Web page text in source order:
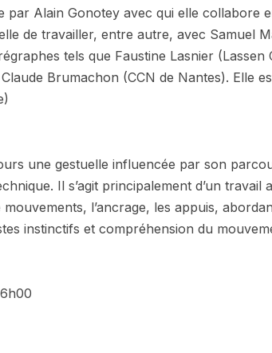
par Alain Gonotey avec qui elle collabore
de travailler, entre autre, avec Samuel
tels que Faustine Lasnier
Brumachon (CCN de Nantes). Elle
une gestuelle influencée par son
Il s’agit principalement d’un
l’ancrage, les appuis,
instinctifs et compréhension du